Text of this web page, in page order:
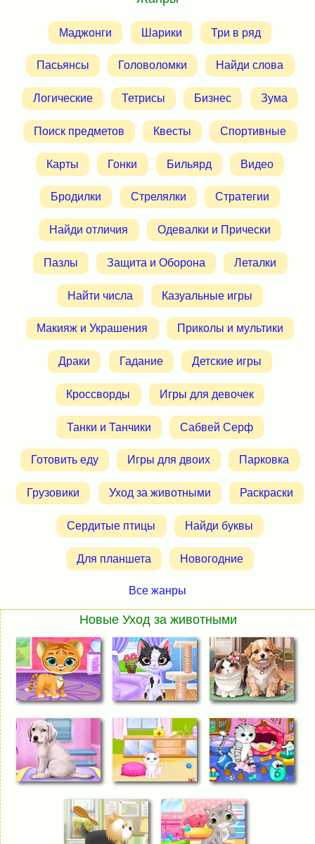
Маджонги Шарики Три в ряд
Пасьянсы Головоломки Найди слова
Логические Тетрисы Бизнес Зума
Поиск предметов Квесты Спортивные
Карты Гонки Бильярд Видео
Бродилки Стрелялки Стратегии
Найди отличия Одевалки и Прически
Пазлы Защита и Оборона Леталки
Найти числа Казуальные игры
Макияж и Украшения Приколы и мультики
Драки Гадание Детские игры
Кроссворды Игры для девочек
Танки и Танчики Сабвей Серф
Готовить еду Игры для двоих Парковка
Грузовики Уход за животными Раскраски
Сердитые птицы Найди буквы
Для планшета Новогодние
Все жанры
Новые Уход за животными